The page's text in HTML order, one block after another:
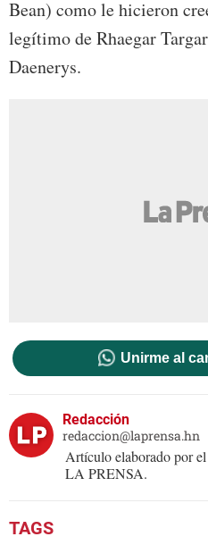
Bean) como le hicieron
legítimo de Rhaegar
Daenerys.
Unirme al
Redacción
redaccion@laprensa.hn
Artículo elaborado por
LA PRENSA.